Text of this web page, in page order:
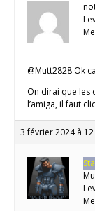
@Mutt2828 Ok
On dirai que les
l’amiga, il faut
3 février 2024 à